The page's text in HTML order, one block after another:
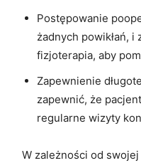
Postępowanie
żadnych powikłań,
fizjoterapia, aby
Zapewnienie
zapewnić, że
regularne wizyty
W zależności od